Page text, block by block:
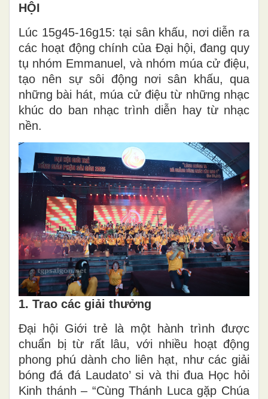
HỘI
Lúc 15g45-16g15: tại sân khấu, nơi diễn ra
các hoạt động chính của Đại hội, đang quy
tụ nhóm Emmanuel, và nhóm múa cử điệu,
tạo nên sự sôi động nơi sân khấu, qua
những bài hát, múa cử điệu từ những nhạc
khúc do ban nhạc trình diễn hay từ nhạc
nền.
1. Trao các giải thưởng
Đại hội Giới trẻ là một hành trình được
chuẩn bị từ rất lâu, với nhiều hoạt động
phong phú dành cho liên hạt, như các giải
bóng đá đá Laudato’ si và thi đua Học hỏi
Kinh thánh – “Cùng Thánh Luca gặp Chúa